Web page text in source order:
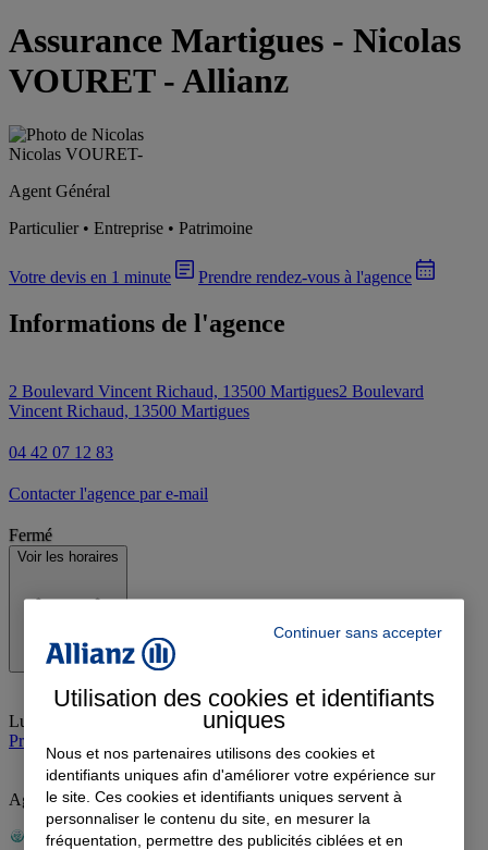
Assurance Martigues - Nicolas
VOURET - Allianz
Nicolas VOURET-
Agent Général
Particulier • Entreprise • Patrimoine
Votre devis en 1 minute Prendre rendez-vous à l'agence
Informations de l'agence
2 Boulevard Vincent Richaud, 13500 Martigues2 Boulevard
Vincent Richaud, 13500 Martigues
04 42 07 12 83
Contacter l'agence par e-mail
Fermé
Voir les horaires
Lundi
09:00-12:00, 14:00-18:00
Prendre rendez-vous à l'agence
Agence évaluée RSE par l'AFNOR
Continuer sans accepter
Utilisation des cookies et identifiants
uniques
Nous et nos partenaires utilisons des cookies et
identifiants uniques afin d'améliorer votre expérience sur
le site. Ces cookies et identifiants uniques servent à
personnaliser le contenu du site, en mesurer la
fréquentation, permettre des publicités ciblées et en